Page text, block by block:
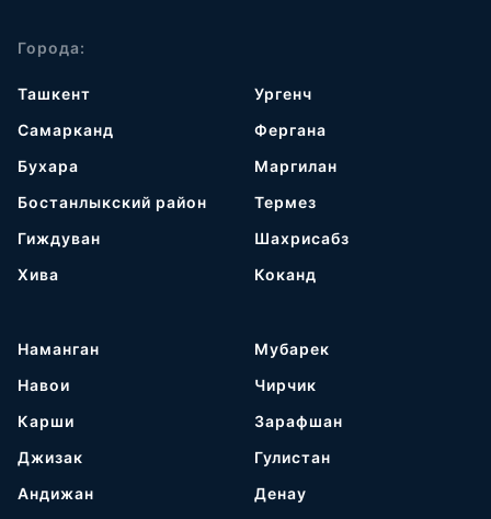
Города:
Ташкент
Самарканд
Бухара
Бостанлыкский район
Гиждуван
Хива
Ургенч
Фергана
Маргилан
Термез
Шахрисабз
Коканд
Наманган
Навои
Карши
Джизак
Андижан
Мубарек
Чирчик
Зарафшан
Гулистан
Денау